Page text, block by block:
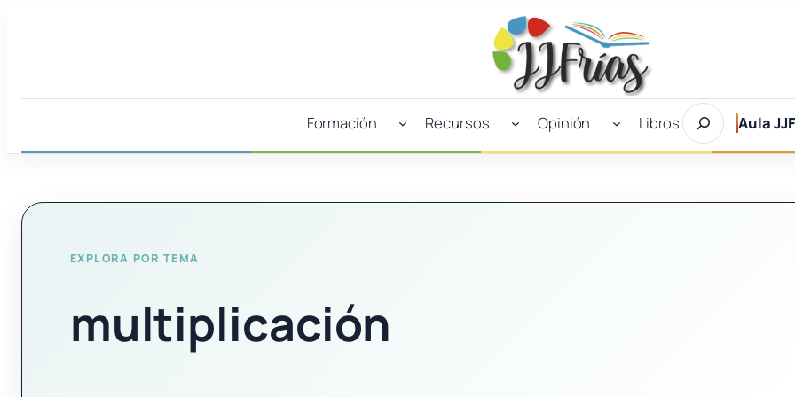
Formación Recursos Opinión Libros
Buscar
en
JJFrías
Aula
EXPLORA POR TEMA
multiplicación